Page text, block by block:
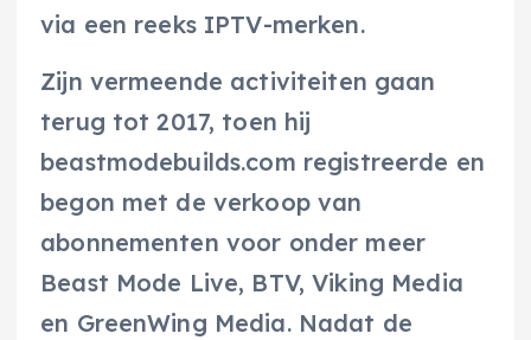
via een reeks IPTV-merken.
Zijn vermeende activiteiten gaan
terug tot 2017, toen hij
beastmodebuilds.com registreerde en
begon met de verkoop van
abonnementen voor onder meer
Beast Mode Live, BTV, Viking Media
en GreenWing Media. Nadat de